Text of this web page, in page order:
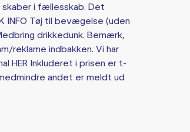
skaber i fællesskab. Det
INFO Tøj til bevægelse (uden
drikkedunk. Bemærk,
reklame indbakken. Vi har
HER Inkluderet i prisen er t-
andet er meldt ud